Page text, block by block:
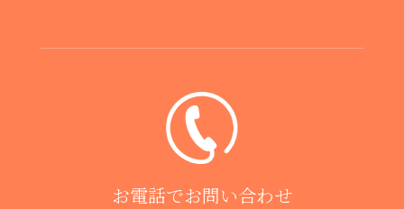
お電話でお問い合わせ